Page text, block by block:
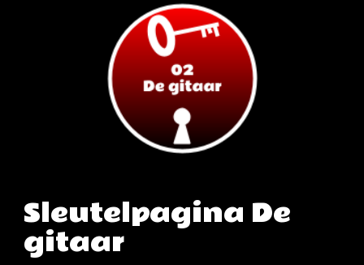
Sleutelpagina De
gitaar